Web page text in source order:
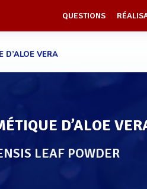
QUESTIONS
D’ALOE VERA
D’ALOE
LEAF POWDER